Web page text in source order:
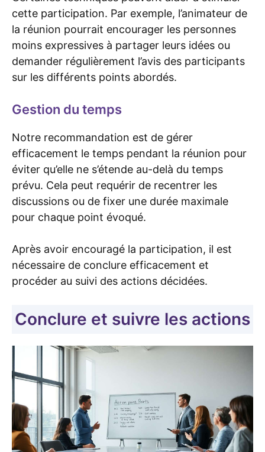
cette participation. Par exemple, l’animateur de
la réunion pourrait encourager les personnes
moins expressives à partager leurs idées ou
demander régulièrement l’avis des participants
sur les différents points abordés.
Gestion du temps
Notre recommandation est de gérer
efficacement le temps pendant la réunion pour
éviter qu’elle ne s’étende au-delà du temps
prévu. Cela peut requérir de recentrer les
discussions ou de fixer une durée maximale
pour chaque point évoqué.
Après avoir encouragé la participation, il est
nécessaire de conclure efficacement et
procéder au suivi des actions décidées.
Conclure et suivre les actions